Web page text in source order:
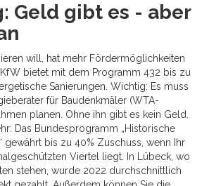
Geld gibt es - aber
will, hat mehr Fördermöglichkeiten
bietet mit dem Programm 432 bis zu
Sanierungen. Wichtig: Es muss
für Baudenkmäler (WTA-
planen. Ohne ihn gibt es kein Geld.
Das Bundesprogramm „Historische
gewährt bis zu 40% Zuschuss, wenn Ihr
Viertel liegt. In Lübeck, wo
stehen, wurde 2022 durchschnittlich